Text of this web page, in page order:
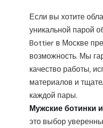
Если вы хотите
уникальной парой
Bottier в Москве
возможность. Мы
качество работы,
материалов и
каждой пары.
Мужские ботинки
это выбор